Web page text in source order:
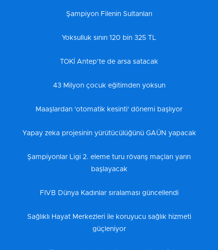
Şampiyon Filenin Sultanları
Yoksulluk sınırı 120 bin 325 TL
TOKİ Antep’te de arsa satacak
43 Milyon çocuk eğitimden yoksun
Maaşlardan 'otomatik kesinti' dönemi başlıyor
Yapay zeka projesinin yürütücülüğünü GAÜN yapacak
Şampiyonlar Ligi 2. eleme turu rövanş maçları yarın
başlayacak
FIVB Dünya Kadınlar sıralaması güncellendi
Sağlıklı Hayat Merkezleri ile koruyucu sağlık hizmeti
güçleniyor